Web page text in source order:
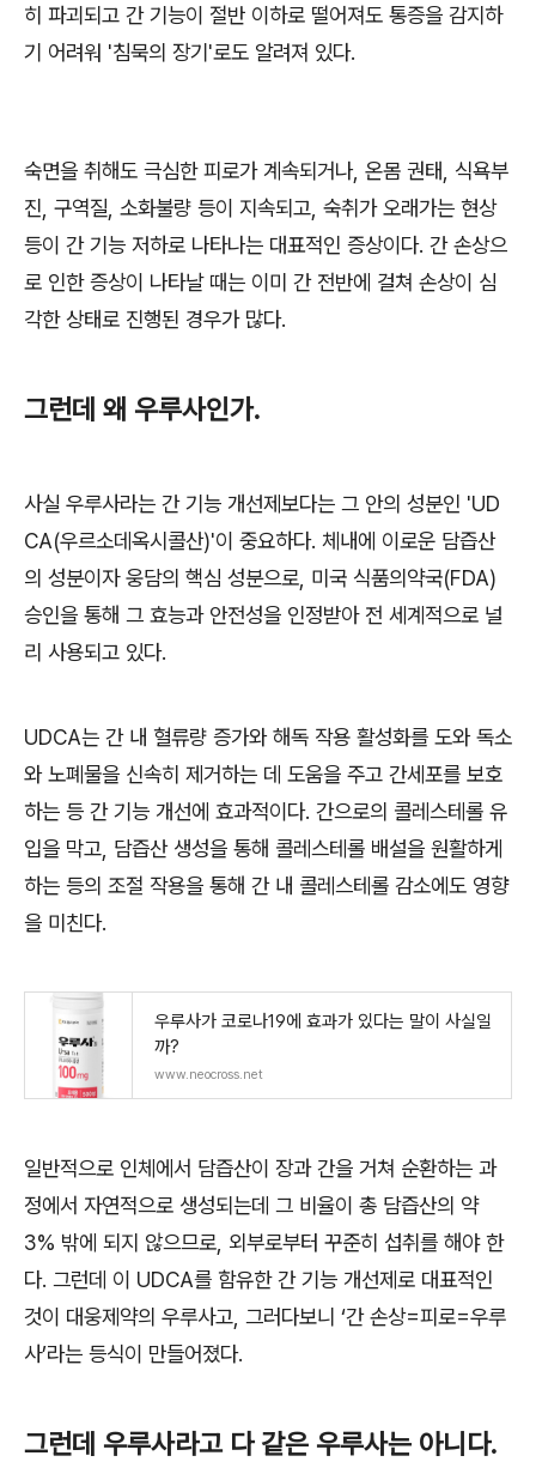
히 파괴되고 간 기능이 절반 이하로 떨어져도 통증을 감지하
기 어려워 '침묵의 장기'로도 알려져 있다.
숙면을 취해도 극심한 피로가 계속되거나, 온몸 권태, 식욕부
진, 구역질, 소화불량 등이 지속되고, 숙취가 오래가는 현상
등이 간 기능 저하로 나타나는 대표적인 증상이다. 간 손상으
로 인한 증상이 나타날 때는 이미 간 전반에 걸쳐 손상이 심
각한 상태로 진행된 경우가 많다.
그런데 왜 우루사인가.
사실 우루사라는 간 기능 개선제보다는 그 안의 성분인 'UD
CA(우르소데옥시콜산)'이 중요하다. 체내에 이로운 담즙산
의 성분이자 웅담의 핵심 성분으로 미국 식품의약국(FDA)
승인을 통해 그 효능과 안전성을 인정받아 전 세계적으로 널
리 사용되고 있다.
UDCA는 간 내 혈류량 증가와 해독 작용 활성화를 도와 독소
와 노폐물을 신속히 제거하는 데 도움을 주고 간세포를 보호
하는 등 간 기능 개선에 효과적이다. 간으로의 콜레스테롤 유
입을 막고 담즙산 생성을 통해 콜레스테롤 배설을 원활하게
하는 등의 조절 작용을 통해 간 내 콜레스테롤 감소에도 영향
을 미친다.
우루사가 코로나19에 효과가 있다는 말이 사실일
까?
www.neocross.net
일반적으로 인체에서 담즙산이 장과 간을 거쳐 순환하는 과
정에서 자연적으로 생성되는데 그 비율이 총 담즙산의 약
3% 밖에 되지 않으므로 외부로부터 꾸준히 섭취를 해야 한
다. 그런데 이 UDCA를 함유한 간 기능 개선제로 대표적인
것이 대웅제약의 우루사고 그러다보니 ‘간 손상=피로=우루
사’라는 등식이 만들어졌다.
그런데 우루사라고 다 같은 우루사는 아니다.